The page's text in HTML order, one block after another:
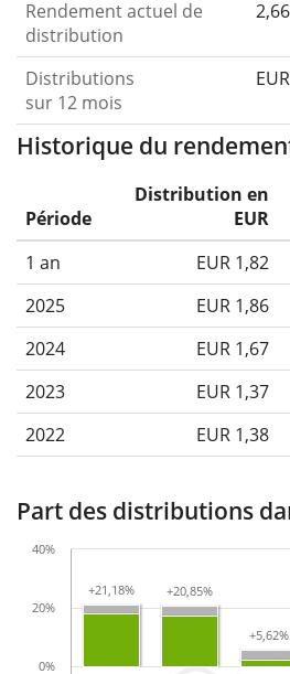
Rendement actuel de
distribution
Distributions
sur 12 mois
Historique du
Période
Distribution en
EUR
1 an
EUR 1,82
2025
EUR 1,86
2024
EUR 1,67
2023
EUR 1,37
2022
EUR 1,38
Part des distributions
+21,18%
+21,18% +20,85%
+20,85%
+5,62%
+5,62%
0%
20%
40%